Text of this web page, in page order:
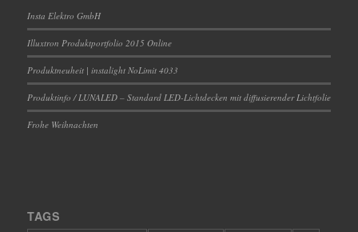
Insta Elektro GmbH
Illuxtron Produktportfolio 2015 Online
Produktneuheit | instalight NoLimit 4033
Produktinfo / LUNALED – Standard LED-Lichtdecken mit diffusierender Lichtfolie
Frohe Weihnachten
TAGS